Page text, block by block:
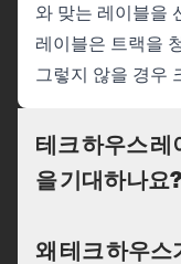
와 맞는 레이블을
레이블은 트랙을
그렇지 않을 경우
테크 하우스
을 기대하나요?
왜 테크 하우스